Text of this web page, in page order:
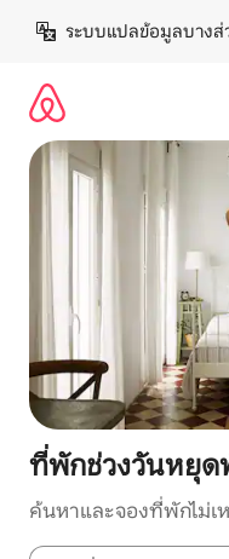
เนื้อหา
ระบบแปลข้อมูลบางส่
ที่พักช่วงวันหยุด
ค้นหาและจองที่พักไม่เ